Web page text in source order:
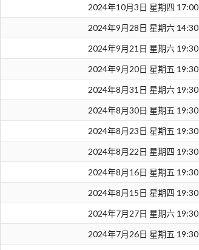
2024年10月3日 星期四 17:00
2024年9月28日 星期六 14:30
2024年9月21日 星期六 19:30
2024年9月20日 星期五 19:30
2024年8月31日 星期六 19:30
2024年8月30日 星期五 19:30
2024年8月23日 星期五 19:30
2024年8月22日 星期四 19:30
2024年8月16日 星期五 19:30
2024年8月15日 星期四 19:30
2024年7月27日 星期六 19:30
2024年7月26日 星期五 19:30